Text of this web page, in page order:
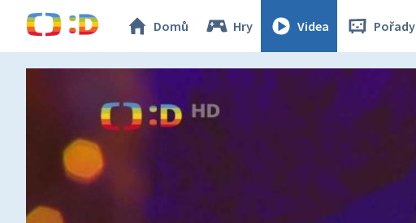
Domů Hry Videa Pořady